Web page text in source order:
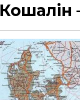
Кошалін